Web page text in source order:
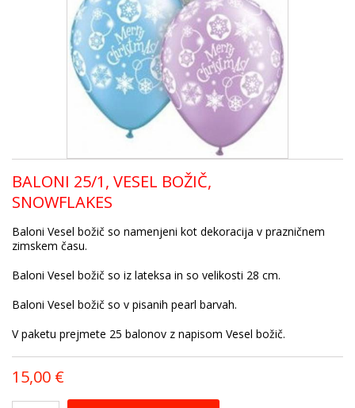
BALONI 25/1, VESEL BOŽIČ,
SNOWFLAKES
Baloni Vesel božič so namenjeni kot dekoracija v prazničnem
zimskem času.
Baloni Vesel božič so iz lateksa in so velikosti 28 cm.
Baloni Vesel božič so v pisanih pearl barvah.
V paketu prejmete 25 balonov z napisom Vesel božič.
15,00 €